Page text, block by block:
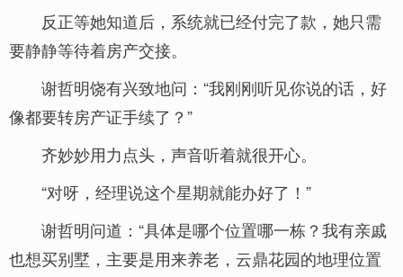
反正等她知道后，系统就已经付完了款，她只需
要静静等待着房产交接。
谢哲明饶有兴致地问：“我刚刚听见你说的话，好
像都要转房产证手续了？”
齐妙妙用力点头，声音听着就很开心。
“对呀，经理说这个星期就能办好了！”
谢哲明问道：“具体是哪个位置哪一栋？我有亲戚
也想买别墅，主要是用来养老，云鼎花园的地理位置